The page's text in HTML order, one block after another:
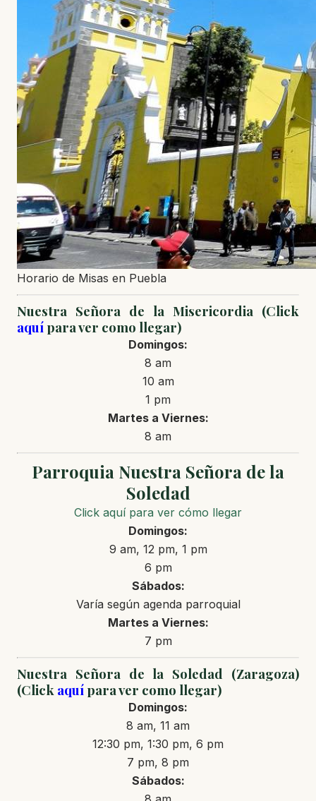
Horario de Misas en Puebla
Nuestra Señora de la Misericordia (Click
aquí para ver como llegar)
Domingos:
8 am
10 am
1 pm
Martes a Viernes:
8 am
Parroquia Nuestra Señora de la
Soledad
Click aquí para ver cómo llegar
Domingos:
9 am, 12 pm, 1 pm
6 pm
Sábados:
Varía según agenda parroquial
Martes a Viernes:
7 pm
Nuestra Señora de la Soledad (Zaragoza)
(Click aquí para ver como llegar)
Domingos:
8 am, 11 am
12:30 pm, 1:30 pm, 6 pm
7 pm, 8 pm
Sábados: